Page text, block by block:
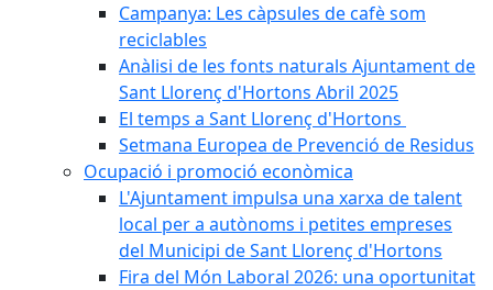
Campanya: Les càpsules de cafè som
reciclables
Anàlisi de les fonts naturals Ajuntament de
Sant Llorenç d'Hortons Abril 2025
El temps a Sant Llorenç d'Hortons
Setmana Europea de Prevenció de Residus
Ocupació i promoció econòmica
L'Ajuntament impulsa una xarxa de talent
local per a autònoms i petites empreses
del Municipi de Sant Llorenç d'Hortons
Fira del Món Laboral 2026: una oportunitat